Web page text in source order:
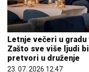
Letnje večeri u
Zašto sve više ljudi
pretvori u druženje
23. 07. 2026 12:47